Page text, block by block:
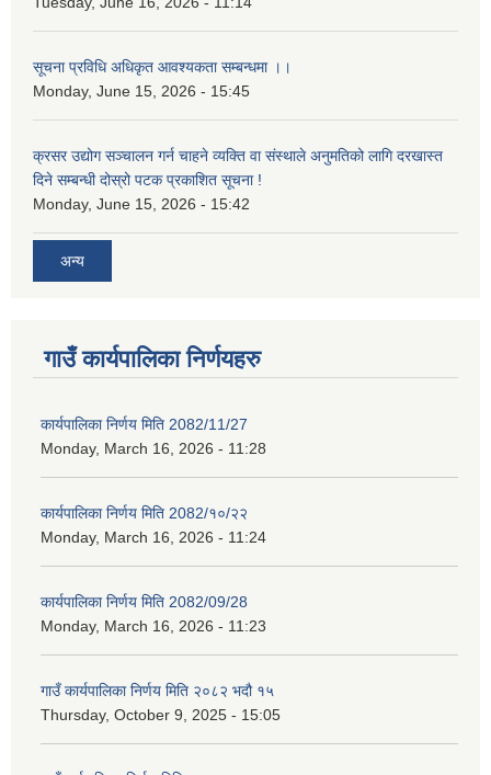
सूचना प्रविधि अधिकृत आवश्यकता सम्बन्धमा ।।
Monday, June 15, 2026 - 15:45
क्रसर उद्योग सञ्चालन गर्न चाहने व्यक्ति वा संस्थाले अनुमतिको लागि दरखास्त
दिने सम्बन्धी दोस्रो पटक प्रकाशित सूचना !
Monday, June 15, 2026 - 15:42
अन्य
गाउँ कार्यपालिका निर्णयहरु
कार्यपालिका निर्णय मिति 2082/11/27
Monday, March 16, 2026 - 11:28
कार्यपालिका निर्णय मिति 2082/१०/२२
Monday, March 16, 2026 - 11:24
कार्यपालिका निर्णय मिति 2082/09/28
Monday, March 16, 2026 - 11:23
गाउँ कार्यपालिका निर्णय मिति २०८२ भदौ १५
Thursday, October 9, 2025 - 15:05